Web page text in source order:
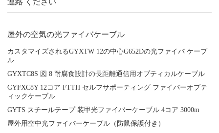
連絡 ください
屋外の空気の光ファイバケーブル
カスタマイズされるGYXTW 12の中心G652Dの光ファイバ ケーブ
ル
GYXTC8S 図 8 耐腐食設計の長距離通信用オプティカルケーブル
GYFXC8Y 12コア FTTH セルフサポーティング ファイバーオプテ
ィックケーブル
GYTS スチールテープ 装甲光ファイバーケーブル 4コア 3000m
屋外用空中光ファイバーケーブル（防鼠保護付き）